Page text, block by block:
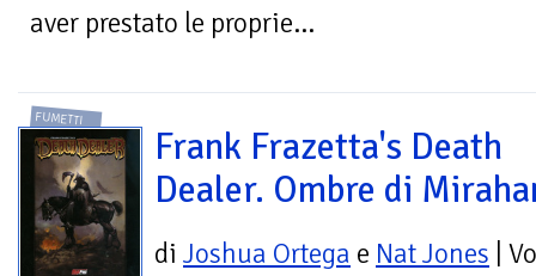
aver prestato le proprie...
FUMETTI
Frank Frazetta's Death
Dealer. Ombre di
di Joshua Ortega e Nat Jones |